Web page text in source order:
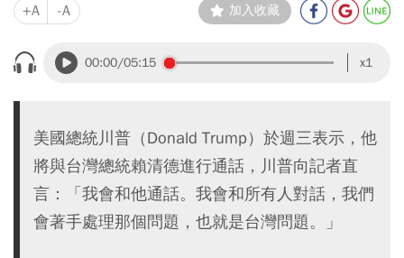
+A -A 加入收藏
00:00/05:15 x1
美國總統川普（Donald Trump）於週三表示，他
將與台灣總統賴清德進行通話，川普向記者直
言：「我會和他通話。我會和所有人對話，我們
會著手處理那個問題，也就是台灣問題。」